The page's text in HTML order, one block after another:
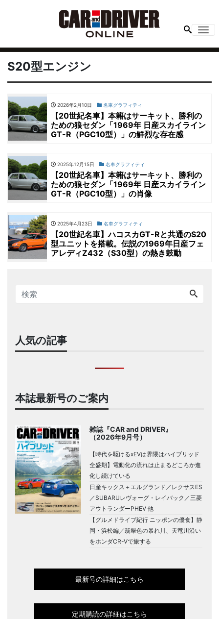
S20型エンジン
2026年2月10日 名車グラフィティ
【20世紀名車】本籍はサーキット、勝利の
ための狼セダン「1969年 日産スカイライン
GT-R（PGC10型）」の鮮烈な存在感
2025年12月15日 名車グラフィティ
【20世紀名車】本籍はサーキット、勝利の
ための狼セダン「1969年 日産スカイライン
GT-R（PGC10型）」の肖像
2025年4月23日 名車グラフィティ
【20世紀名車】ハコスカGT-Rと共通のS20
型ユニットを搭載。伝説の1969年日産フェ
アレディZ432（S30型）の熱き鼓動
人気の記事
本誌最新号のご案内
雑誌『CAR and DRIVER』
（2026年9月号）
【時代を駆けるxEVは界隈はハイブリッド
全盛期】電動化の流れは止まるどころか進
化し続けている
日産キックス＋エルグランド／レクサスES
／SUBARUレヴォーグ・レイバック／三菱
アウトランダーPHEV 他
【グルメドライブ紀行 ニッポンの優食】静
岡・浜松編／翡翠色の暴れ川、天竜川沿い
をホンダCR-Vで旅する
最新号の詳細はこちら
定期購読の詳細はこちら